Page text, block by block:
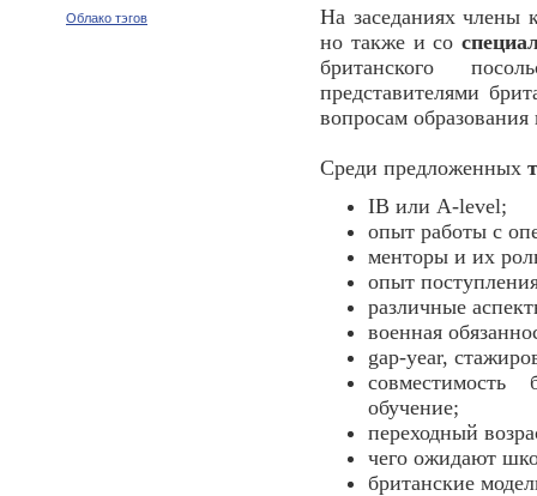
Облако тэгов
На заседаниях члены
но также и со
британского
представителями
вопросам
Среди предложенных
IB или A-level;
опыт работы с
менторы и их
опыт
различные
военная
gap-year,
обучение;
переходный
чего ожидают
британские